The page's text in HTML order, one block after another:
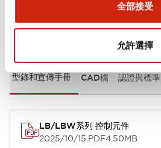
全部接受
允許選擇
文件和檔案
型錄和宣傳手冊 CAD檔 認證與標準
LB/LBW系列 控制元件
2025/10/15.PDF4.50MB